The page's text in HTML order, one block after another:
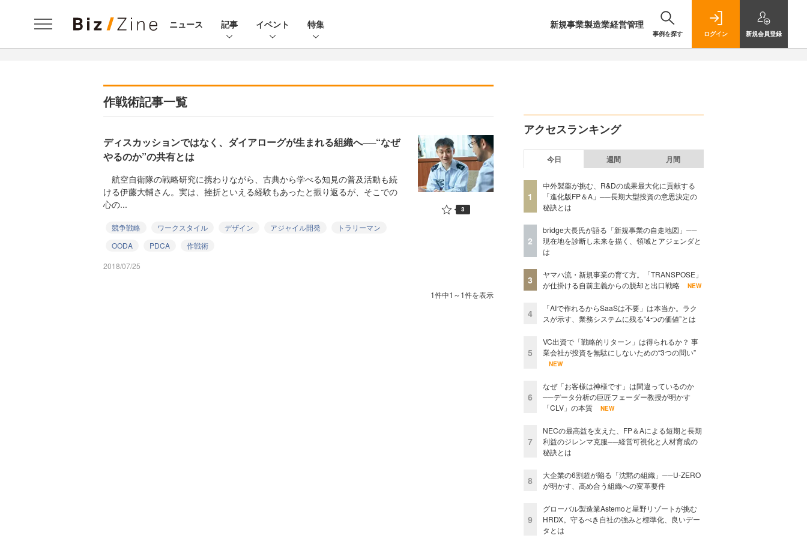
ニュース 記事 イベント 特集 新規事業製造業経営管理
事例を探す ログイン 新規会員登録
作戦術記事一覧
ディスカッションではなく、ダイアローグが生まれる組織へ──“なぜ
やるのか”の共有とは
航空自衛隊の戦略研究に携わりながら、古典から学べる知見の普及活動も続
ける伊藤大輔さん。実は、挫折といえる経験もあったと振り返るが、そこでの
心の...
競争戦略 ワークスタイル デザイン アジャイル開発
トラリーマン
OODA
PDCA
作戦術
2018/07/25
3
1件中1～1件を表示
アクセスランキング
今日 週間 月間
1
中外製薬が挑む、R&Dの成果最大化に貢献する
「進化版FP＆A」──長期大型投資の意思決定の
秘訣とは
2
bridge大長氏が語る「新規事業の自走地図」──
現在地を診断し未来を描く、領域とアジェンダと
は
3
ヤマハ流・新規事業の育て方。「TRANSPOSE」
が仕掛ける自前主義からの脱却と出口戦略
NEW
4
「AIで作れるからSaaSは不要」は本当か。ラク
スが示す、業務システムに残る“4つの価値”とは
5
VC出資で「戦略的リターン」は得られるか？ 事
業会社が投資を無駄にしないための“3つの問い”
NEW
6
なぜ「お客様は神様です」は間違っているのか
──データ分析の巨匠フェーダー教授が明かす
「CLV」の本質
NEW
7
NECの最高益を支えた、FP＆Aによる短期と長期
利益のジレンマ克服──経営可視化と人材育成の
秘訣とは
8
大企業の6割超が陥る「沈黙の組織」──U-ZERO
が明かす、高め合う組織への変革要件
9
グローバル製造業Astemoと星野リゾートが挑む
HRDX。守るべき自社の強みと標準化、良いデー
タとは